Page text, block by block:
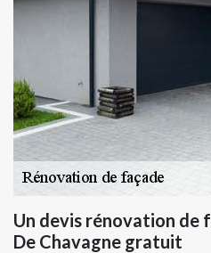
Un devis rénovation de
De Chavagne gratuit